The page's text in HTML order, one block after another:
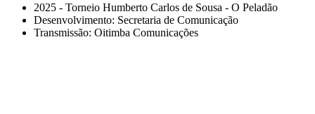
2025 - Torneio Humberto Carlos de Sousa - O Peladão
Desenvolvimento: Secretaria de Comunicação
Transmissão: Oitimba Comunicações